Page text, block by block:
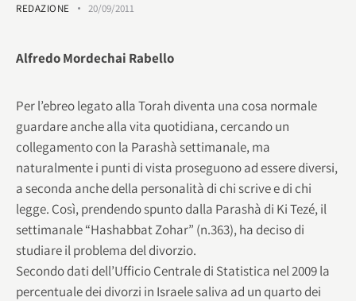
REDAZIONE 20/09/2011
Alfredo Mordechai Rabello
Per l’ebreo legato alla Torah diventa una cosa normale
guardare anche alla vita quotidiana, cercando un
collegamento con la Parashà settimanale, ma
naturalmente i punti di vista proseguono ad essere diversi,
a seconda anche della personalità di chi scrive e di chi
legge. Così, prendendo spunto dalla Parashà di Ki Tezé, il
settimanale “Hashabbat Zohar” (n.363), ha deciso di
studiare il problema del divorzio.
Secondo dati dell’Ufficio Centrale di Statistica nel 2009 la
percentuale dei divorzi in Israele saliva ad un quarto dei